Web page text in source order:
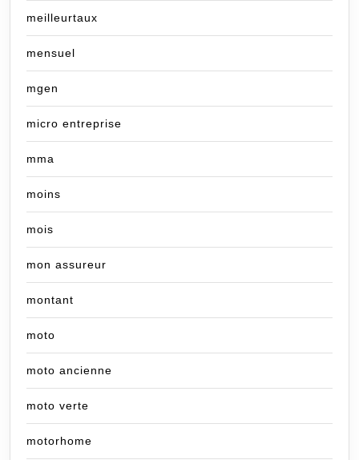
meilleurtaux
mensuel
mgen
micro entreprise
mma
moins
mois
mon assureur
montant
moto
moto ancienne
moto verte
motorhome